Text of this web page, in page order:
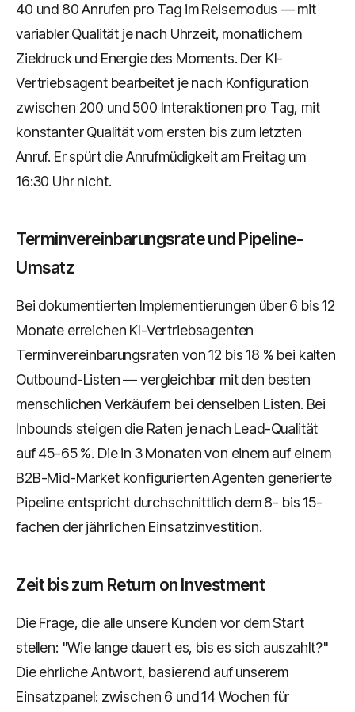
40 und 80 Anrufen pro Tag im Reisemodus — mit
variabler Qualität je nach Uhrzeit, monatlichem
Zieldruck und Energie des Moments. Der KI-
Vertriebsagent bearbeitet je nach Konfiguration
zwischen 200 und 500 Interaktionen pro Tag, mit
konstanter Qualität vom ersten bis zum letzten
Anruf. Er spürt die Anrufmüdigkeit am Freitag um
16:30 Uhr nicht.
Terminvereinbarungsrate und Pipeline-
Umsatz
Bei dokumentierten Implementierungen über 6 bis 12
Monate erreichen KI-Vertriebsagenten
Terminvereinbarungsraten von 12 bis 18 % bei kalten
Outbound-Listen — vergleichbar mit den besten
menschlichen Verkäufern bei denselben Listen. Bei
Inbounds steigen die Raten je nach Lead-Qualität
auf 45-65 %. Die in 3 Monaten von einem auf einem
B2B-Mid-Market konfigurierten Agenten generierte
Pipeline entspricht durchschnittlich dem 8- bis 15-
fachen der jährlichen Einsatzinvestition.
Zeit bis zum Return on Investment
Die Frage, die alle unsere Kunden vor dem Start
stellen: "Wie lange dauert es, bis es sich auszahlt?"
Die ehrliche Antwort, basierend auf unserem
Einsatzpanel: zwischen 6 und 14 Wochen für